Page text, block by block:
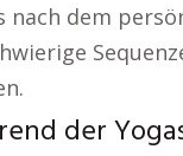
dem
der